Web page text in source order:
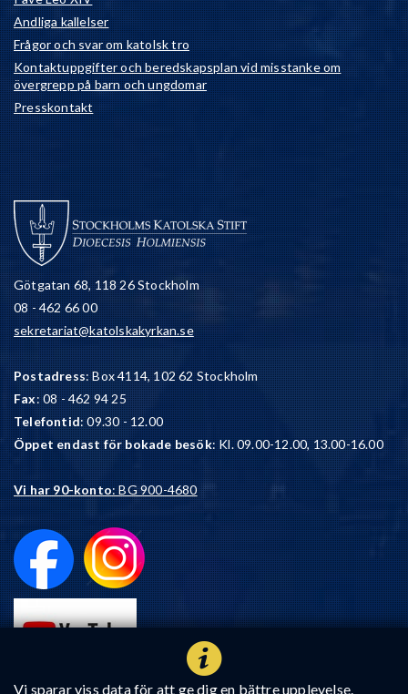
Vi sparar viss data för att ge dig en bättre upplevelse.
Andliga kallelser
Frågor och svar om katolsk tro
Kontaktuppgifter och beredskapsplan vid misstanke om
övergrepp på barn och ungdomar
Presskontakt
Götgatan 68, 118 26 Stockholm
08 - 462 66 00
sekretariat@katolskakyrkan.se
Postadress: Box 4114, 102 62 Stockholm
Fax: 08 - 462 94 25
Telefontid: 09.30 - 12.00
Öppet endast för bokade besök: Kl. 09.00-12.00, 13.00-16.00
Vi har 90-konto: BG 900-4680